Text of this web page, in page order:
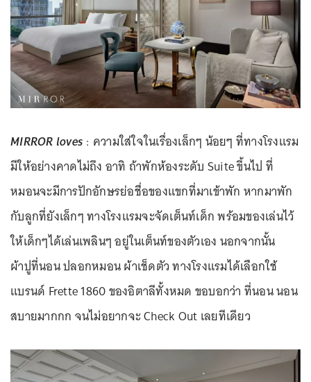
MIRROR loves : ความใส่ใจในเรื่องเล็กๆ น้อยๆ ที่ทางโรงแรม
มีให้อย่างคาดไม่ถึง อาทิ ถ้าพักห้องระดับ Suite ขึ้นไป ที่
หมอนจะมีการปักอักษรย่อชื่อของแขกที่มาเข้าพัก หากมาพัก
กับลูกที่ยังเล็กๆ ทางโรงแรมจะจัดเต็นท์เด็ก พร้อมของเล่นไว้
ให้เด็กๆได้เล่นเพลินๆ อยู่ในเต็นท์ของตัวเอง นอกจากนั้น
ผ้าปูที่นอน ปลอกหมอน ผ้าเช็ดตัว ทางโรงแรมได้เลือกใช้
แบรนด์ Frette 1860 ของอิตาลีทั้งหมด ขอบอกว่า ที่นอน นอน
สบายมากกก จนไม่อยากจะ Check Out เลยทีเดียว